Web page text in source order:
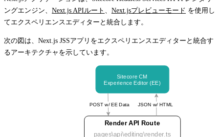
ングエンジン
Next.js APIルート Next.jsプレビューモード を使用し
てエクスペリエンスエディターと統合します。
次の図は、Next.js JSSアプリをエクスペリエンスエディターと統合す
るアーキテクチャを示しています。